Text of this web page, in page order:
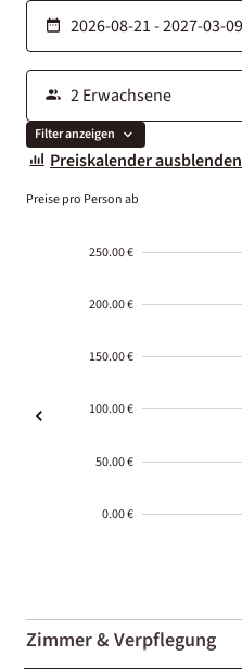
Filter anzeigen
Preiskalender ausblenden
Preise pro Person ab
250.00 €
200.00 €
150.00 €
100.00 €
50.00 €
0.00 €
01-02
Zimmer & Verpflegung